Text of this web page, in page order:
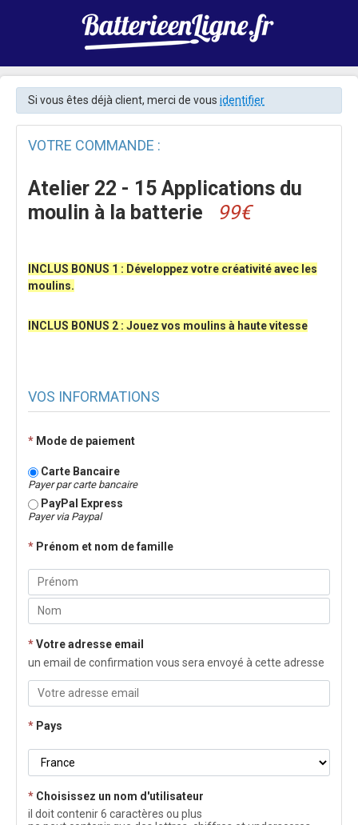
Si vous êtes déjà client, merci de vous identifier
VOTRE COMMANDE :
Atelier 22 - 15 Applications du
moulin à la batterie
99€
INCLUS BONUS 1 : Développez votre créativité avec les
moulins.
INCLUS BONUS 2 : Jouez vos moulins à haute vitesse
VOS INFORMATIONS
* Mode de paiement
Carte Bancaire
Payer par carte bancaire
PayPal Express
Payer via Paypal
* Prénom et nom de famille
*Votre adresse email
un email de confirmation vous sera envoyé à cette adresse
* Pays
* Choisissez un nom d'utilisateur
il doit contenir 6 caractères ou plus